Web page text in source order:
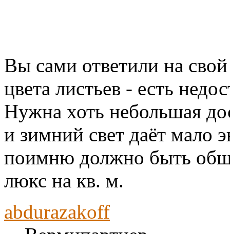
Вы сами ответили на
цвета листьев - есть
Нужна хоть небольшая
и зимний свет даёт мало
поимню должно быть
люкс на кв. м.
abdurazakoff